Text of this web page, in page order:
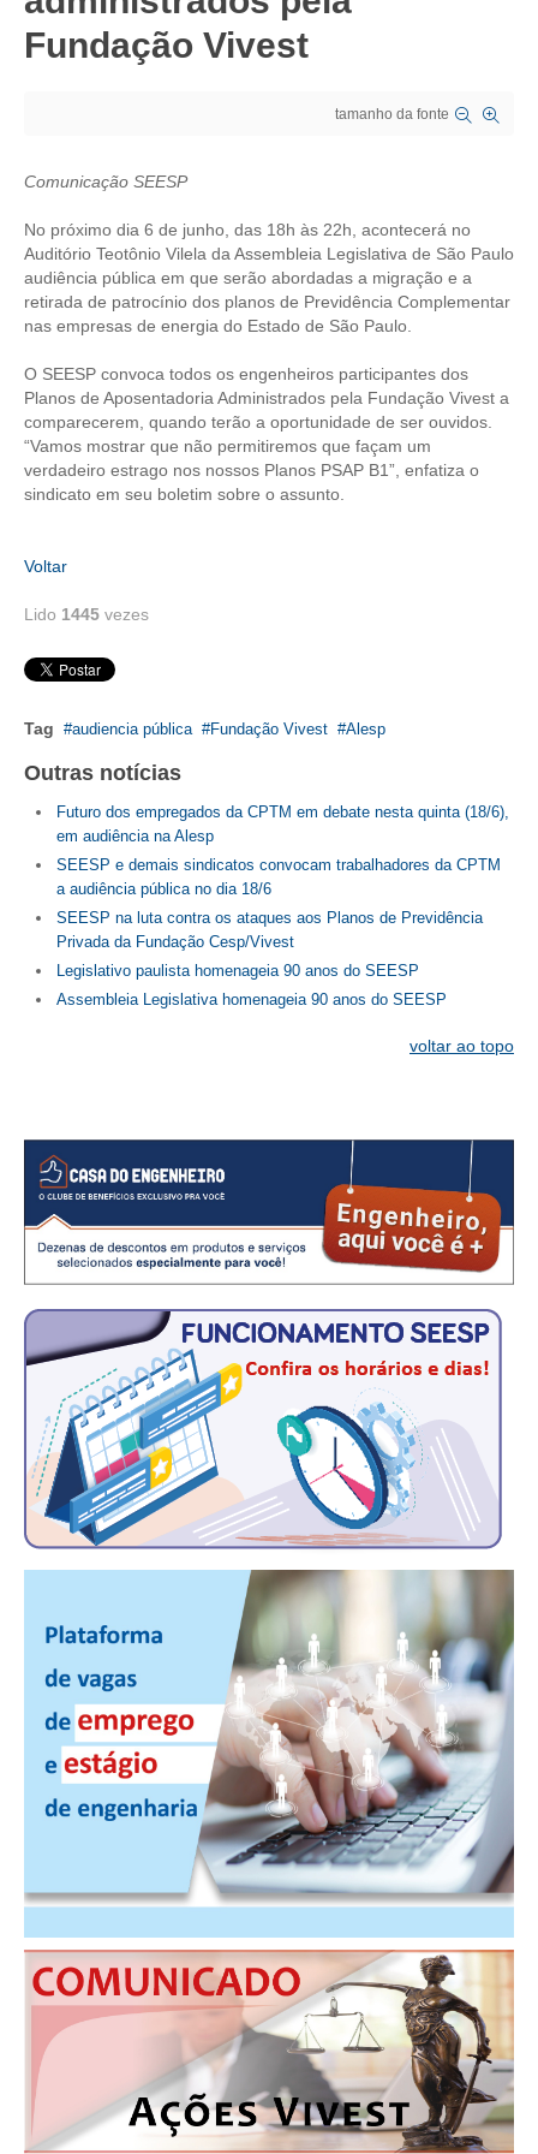
CRESCE BRASIL
COMPOSIÇÃO
CONSELHOS ASSESSORES
PERSONALIDADES DA TECNOLOGIA
NÚCLEO DA MULHER ENGENHEIRA
JURÍDICO
CONTRIBUIÇÃO ASSOCIATIVA OU ANUIDADE DE SÓCIO
CONTRIBUIÇÃO SINDICAL URBANA
REVISÃO DE APOSENTADORIA
FGTS EXPURGOS
LEGISLAÇÃO
LEI 4.950-A/1966 – PISO SALARIAL
HOMOLOGAÇÕES
PISO SALARIAL
FIQUE POR DENTRO
OPORTUNIDADES
APRESENTAÇÃO
EMPREGO E ESTÁGIO
CARREIRA
AUTÔNOMOS E SERVIÇOS
CURSOS
ENGENHEIRO EMPREENDEDOR
SEESP EDUCAÇÃO
PLATAFORMAS GRATUITAS
BENEFÍCIOS
APOSENTADORIA
CONVÊNIOS
PLANO DE SAÚDE
SEESPPREV
Fundação Vivest
tamanho da fonte
Comunicação SEESP
No próximo dia 6 de junho, das 18h às 22h, acontecerá no
Auditório Teotônio Vilela da Assembleia Legislativa de São Paulo
audiência pública em que serão abordadas a migração e a
retirada de patrocínio dos planos de Previdência Complementar
nas empresas de energia do Estado de São Paulo.
O SEESP convoca todos os engenheiros participantes dos
Planos de Aposentadoria Administrados pela Fundação Vivest a
comparecerem, quando terão a oportunidade de ser ouvidos.
“Vamos mostrar que não permitiremos que façam um
verdadeiro estrago nos nossos Planos PSAP B1”, enfatiza o
sindicato em seu boletim sobre o assunto.
Voltar
Lido 1445 vezes
Tag audiencia pública Fundação Vivest Alesp
Outras notícias
Futuro dos empregados da CPTM em debate nesta quinta (18/6),
em audiência na Alesp
SEESP e demais sindicatos convocam trabalhadores da CPTM
a audiência pública no dia 18/6
SEESP na luta contra os ataques aos Planos de Previdência
Privada da Fundação Cesp/Vivest
Legislativo paulista homenageia 90 anos do SEESP
Assembleia Legislativa homenageia 90 anos do SEESP
voltar ao topo